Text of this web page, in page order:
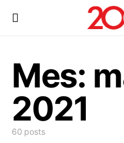
Mes:
2021
60 posts